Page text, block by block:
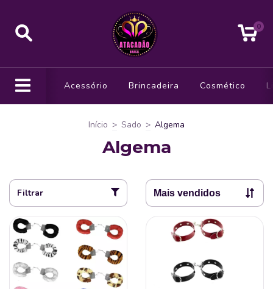
0
Acessório Brincadeira Cosmético
Início > Sado > Algema
Algema
Filtrar